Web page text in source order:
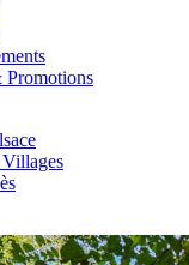
Promotions